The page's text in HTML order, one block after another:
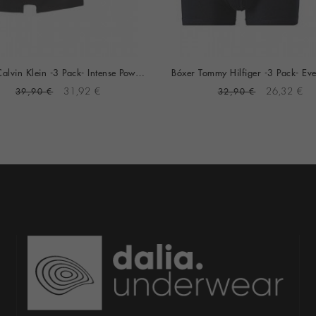
Bóxer Calvin Klein -3 Pack- Intense Power Microfibra (Negro Logo Blanco, Azul Y Gris)
39,90 € 31,92 € 32,90 € 26,32 €